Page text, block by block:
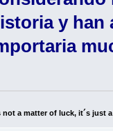
y han
not a matter of luck, it´s just